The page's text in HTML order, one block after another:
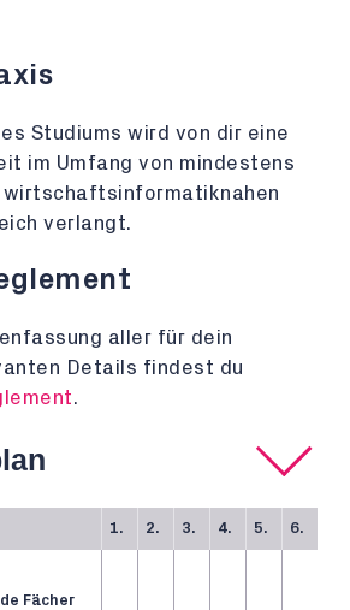
Studiums wird von dir eine
im Umfang von mindestens
wirtschaftsinformatiknahen
verlangt.
aller für dein
Details findest du
.
1. 2. 3. 4. 5. 6.
Fächer